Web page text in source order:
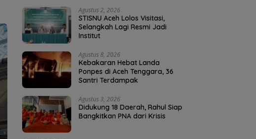
Agustus 2, 2026
STISNU Aceh Lolos Visitasi,
Selangkah Lagi Resmi Jadi
Institut
Agustus 8, 2026
Kebakaran Hebat Landa
Ponpes di Aceh Tenggara, 36
Santri Terdampak
Agustus 3, 2026
Didukung 18 Daerah, Rahul Siap
Bangkitkan PNA dari Krisis